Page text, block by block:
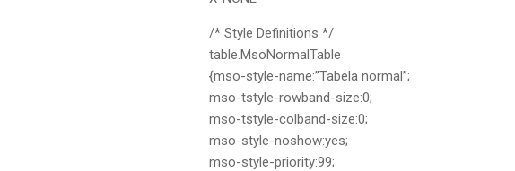
/* Style Definitions */
table.MsoNormalTable
{mso-style-name:”Tabela normal”;
mso-tstyle-rowband-size:0;
mso-tstyle-colband-size:0;
mso-style-noshow:yes;
mso-style-priority:99;